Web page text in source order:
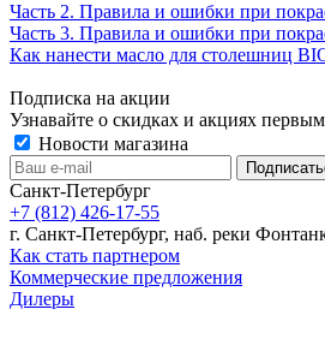
Часть 2. Правила и ошибки при
Часть 3. Правила и ошибки при
Как нанести масло для столешниц
Подписка на акции
Узнавайте о скидках и акциях первым
Новости магазина
Санкт-Петербург
+7 (812) 426-17-55
г. Санкт-Петербург, наб. реки
Как стать партнером
Коммерческие предложения
Дилеры